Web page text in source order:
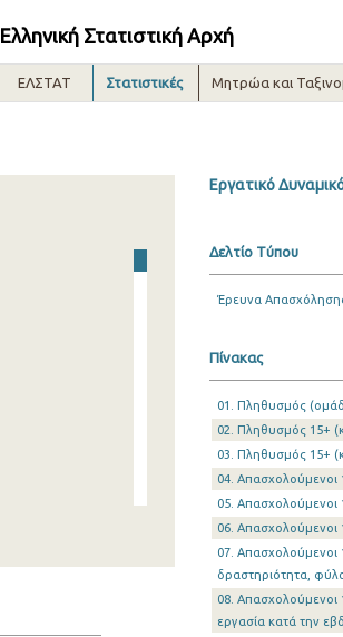
Ελληνική Στατιστική Αρχή
ΕΛΣΤΑΤ Στατιστικές Μητρώα και
Εργατικό
Δελτίο Τύπου
Έρευνα
Πίνακας
01. Πληθυσμός
02. Πληθυσμός 15+
03. Πληθυσμός 15+
04. Απασχολούμενοι
05. Απασχολούμενοι
06. Απασχολούμενοι
07. Απασχολούμενοι
δραστηριότητα,
08. Απασχολούμενοι
εργασία κατά την